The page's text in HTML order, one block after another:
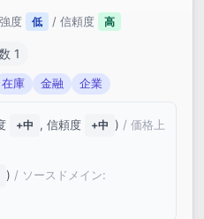
度 低 / 信頼度 高
1
在庫 金融 企業
+中 , 信頼度 +中 ) / 価格上
) / ソースドメイン: